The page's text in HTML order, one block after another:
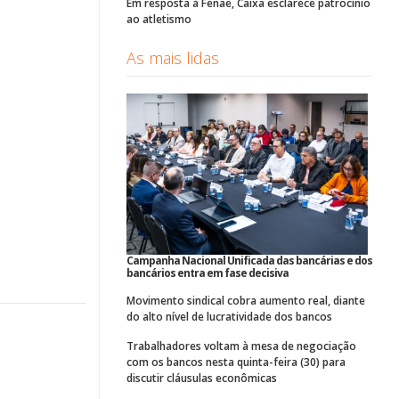
Em resposta à Fenae, Caixa esclarece patrocínio
ao atletismo
As mais lidas
Campanha Nacional Unificada das bancárias e dos
bancários entra em fase decisiva
Movimento sindical cobra aumento real, diante
do alto nível de lucratividade dos bancos
Trabalhadores voltam à mesa de negociação
com os bancos nesta quinta-feira (30) para
discutir cláusulas econômicas